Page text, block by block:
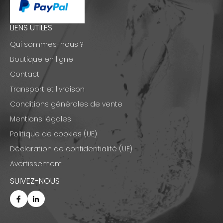
LIENS UTILES
Qui sommes-nous ?
Boutique en ligne
Contact
Transport et livraison
Conditions générales de vente
Mentions légales
Politique de cookies (UE)
Déclaration de confidentialité (UE)
Avertissement
SUIVEZ-NOUS